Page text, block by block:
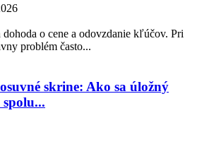
o cene a odovzdanie kľúčov. Pri
problém často...
skrine: Ako sa úložný